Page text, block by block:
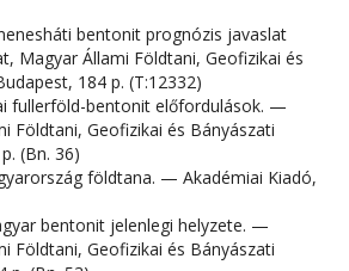
bentonit prognózis javaslat
Magyar Állami Földtani, Geofizikai és
184 p. (T:12332)
fullerföld-bentonit előfordulások. —
Földtani, Geofizikai és Bányászati
(Bn. 36)
földtana. — Akadémiai Kiadó,
bentonit jelenlegi helyzete. —
Földtani, Geofizikai és Bányászati